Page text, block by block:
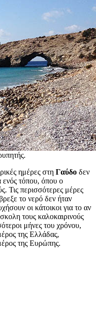
ημέρες στη Γαύδο δεν
ενός τόπου, όπου ο
Τις περισσότερες μέρες
το νερό δεν ήταν
οι κάτοικοι για το αν
τους καλοκαιρινούς
μήνες του χρόνου,
της Ελλάδας,
της Ευρώπης.